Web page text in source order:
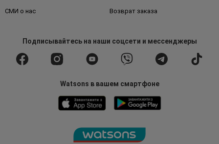
СМИ о нас Возврат заказа
Подписывайтесьна наши соцсети и мессенджеры
Watsons в вашем смартфоне